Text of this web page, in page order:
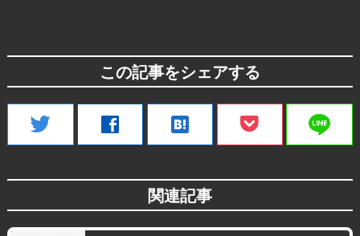
この記事をシェアする
twitter facebook hatenabookmark line
関連記事